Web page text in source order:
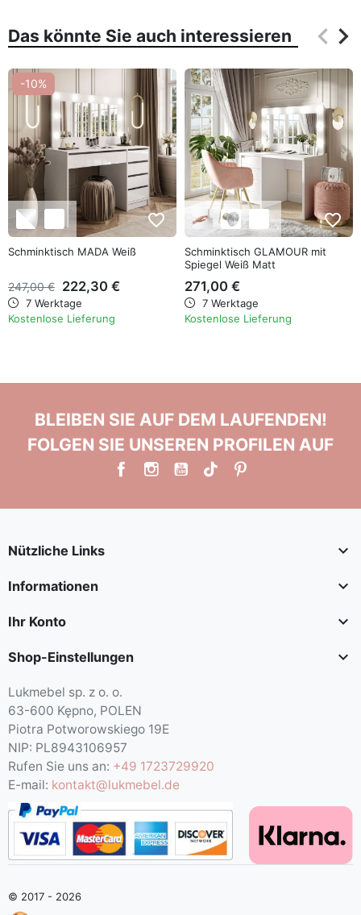
Das könnte Sie auch interessieren keyboard_arrow_left
keyboard_arrow_right
-10%
favorite_border
Schminktisch MADA Weiß
247,00 € 222,30 €
7 Werktage
Kostenlose Lieferung
favorite_border
Schminktisch GLAMOUR mit
Spiegel Weiß Matt
271,00 €
7 Werktage
Kostenlose Lieferung
BLEIBEN SIE AUF DEM LAUFENDEN!
FOLGEN SIE UNSEREN PROFILEN AUF
Nützliche Links 
Informationen 
Ihr Konto 
Shop-Einstellungen 
Lukmebel sp. z o. o.
63-600 Kępno, POLEN
Piotra Potworowskiego 19E
NIP: PL8943106957
Rufen Sie uns an: +49 1723729920
E-mail: kontakt@lukmebel.de
© 2017 - 2026